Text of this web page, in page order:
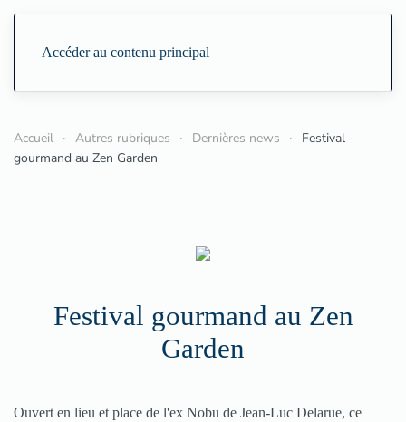
Accéder au contenu principal
Accueil Autres rubriques Dernières news
Festival
gourmand au Zen Garden
Festival gourmand au Zen
Garden
Ouvert en lieu et place de l'ex Nobu de Jean-Luc Delarue, ce